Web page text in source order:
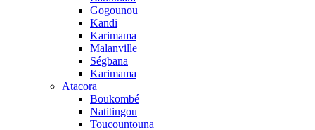
Gogounou
Kandi
Karimama
Malanville
Ségbana
Karimama
Atacora
Boukombé
Natitingou
Toucountouna